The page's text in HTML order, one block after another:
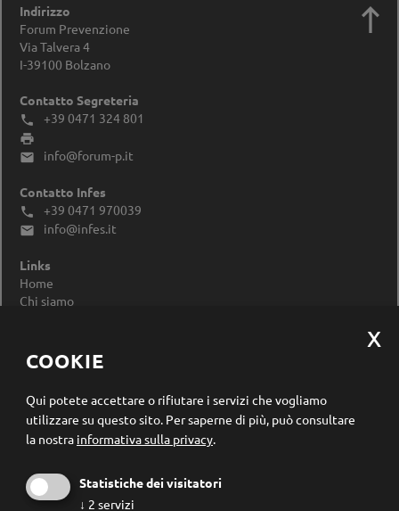
Indirizzo
Forum Prevenzione
Via Talvera 4
I-39100 Bolzano
Contatto Segreteria
 +39 0471 324 801


info@forum-p.it
Contatto Infes
 +39 0471 970039
 info@infes.it
Links
Home
Chi siamo
Modificare le impostazioni dei cookie

Registrazione newsletter
COOKIE
Qui potete accettare o rifiutare i servizi che vogliamo
utilizzare su questo sito. Per saperne di più, può consultare
la nostra informativa sulla privacy.
Statistiche dei visitatori
↓ 2 servizi